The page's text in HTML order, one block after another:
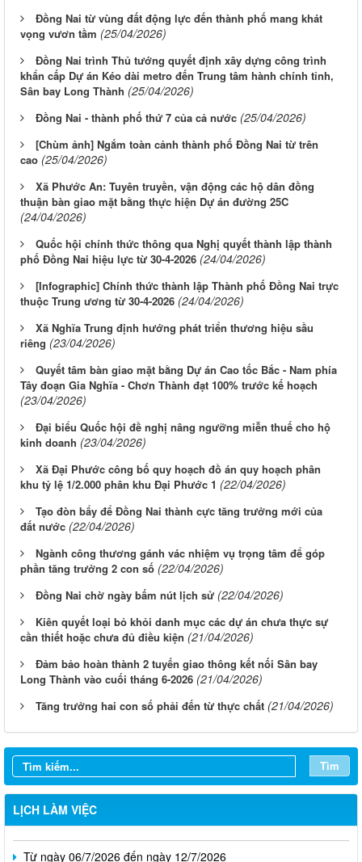
Đồng Nai từ vùng đất động lực đến thành phố mang khát
vọng vươn tầm (25/04/2026)
Đồng Nai trình Thủ tướng quyết định xây dựng công trình
khẩn cấp Dự án Kéo dài metro đến Trung tâm hành chính tỉnh,
Sân bay Long Thành (25/04/2026)
Đồng Nai - thành phố thứ 7 của cả nước (25/04/2026)
[Chùm ảnh] Ngắm toàn cảnh thành phố Đồng Nai từ trên
cao (25/04/2026)
Xã Phước An: Tuyên truyền, vận động các hộ dân đồng
thuận bàn giao mặt bằng thực hiện Dự án đường 25C
(24/04/2026)
Quốc hội chính thức thông qua Nghị quyết thành lập thành
phố Đồng Nai hiệu lực từ 30-4-2026 (24/04/2026)
[Infographic] Chính thức thành lập Thành phố Đồng Nai trực
thuộc Trung ương từ 30-4-2026 (24/04/2026)
Xã Nghĩa Trung định hướng phát triển thương hiệu sầu
riêng (23/04/2026)
Quyết tâm bàn giao mặt bằng Dự án Cao tốc Bắc - Nam phía
Tây đoạn Gia Nghĩa - Chơn Thành đạt 100% trước kế hoạch
(23/04/2026)
Đại biểu Quốc hội đề nghị nâng ngưỡng miễn thuế cho hộ
kinh doanh (23/04/2026)
Xã Đại Phước công bố quy hoạch đồ án quy hoạch phân
khu tỷ lệ 1/2.000 phân khu Đại Phước 1 (22/04/2026)
Tạo đòn bẩy để Đồng Nai thành cực tăng trưởng mới của
đất nước (22/04/2026)
Ngành công thương gánh vác nhiệm vụ trọng tâm để góp
phần tăng trưởng 2 con số (22/04/2026)
Đồng Nai chờ ngày bấm nút lịch sử (22/04/2026)
Kiên quyết loại bỏ khỏi danh mục các dự án chưa thực sự
cần thiết hoặc chưa đủ điều kiện (21/04/2026)
Đảm bảo hoàn thành 2 tuyến giao thông kết nối Sân bay
Long Thành vào cuối tháng 6-2026 (21/04/2026)
Tăng trưởng hai con số phải đến từ thực chất (21/04/2026)
Tìm
LỊCH LÀM VIỆC
Từ ngày 03/8/2026 đến ngày 09/8/2026
Từ ngày 27/7/2026 đến ngày 02/8/2026
Từ ngày 20/7/2026 đến ngày 26/7/2026
Từ ngày 13/7/2026 đến ngày 18/7/2026
Từ ngày 06/7/2026 đến ngày 12/7/2026